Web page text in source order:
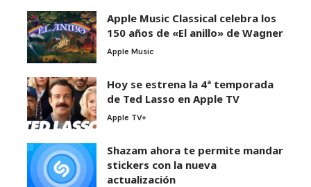
Apple Music Classical celebra los
150 años de «El anillo» de Wagner
Apple Music
Hoy se estrena la 4ª temporada
de Ted Lasso en Apple TV
Apple TV+
Shazam ahora te permite mandar
stickers con la nueva
actualización